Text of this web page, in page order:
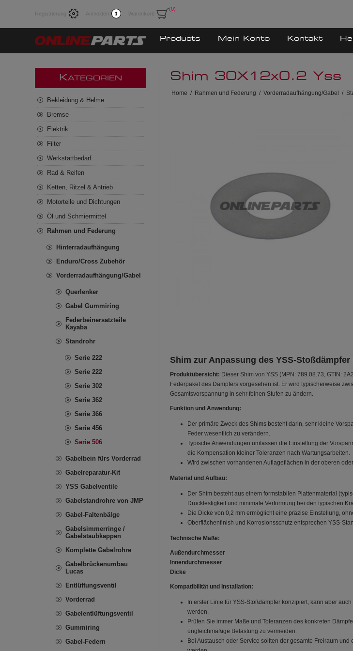
Registrierung Anmelden Warenkorb
(0)
Products Mein Konto Kontakt
Shim 30X12x0.2 Yss
Home / Rahmen und Federung / Vorderradaufhängung/Gabel /
Shim zur Anpassung des YSS-Stoßdämpfer
Produktübersicht: Dieser Shim von YSS (MPN: 789.08.73, GTIN:
Federpaket des Dämpfers vorgesehen ist. Er wird typischerweise
Gesamtsvorspannung in sehr feinen Stufen zu ändern.
Funktion und Anwendung:
Der primäre Zweck des Shims besteht darin, sehr kleine
Feder wesentlich zu verändern.
Typische Anwendungen umfassen die Einstellung der
die Kompensation kleiner Toleranzen nach Wartungsarbeiten.
Wird zwischen vorhandenen Auflageflächen in der oberen
Material und Aufbau:
Der Shim besteht aus einem formstabilen Plattenmaterial
Druckfestigkeit und minimale Verformung bei den typischen
Die Dicke von 0,2 mm ermöglicht eine präzise Einstellung,
Oberflächenfinish und Korrosionsschutz entsprechen YSS-
Technische Maße:
Außendurchmesser
Innendurchmesser
Dicke
Kompatibilität und Installation:
In erster Linie für YSS-Stoßdämpfer konzipiert, kann aber
werden.
Prüfen Sie immer Maße und Toleranzen des konkreten
ungleichmäßige Belastung zu vermeiden.
Bei Austausch oder Service sollten der gesamte Freiraum
KATEGORIEN
Bekleidung & Helme
Bremse
Elektrik
Filter
Werkstattbedarf
Rad & Reifen
Ketten, Ritzel & Antrieb
Motorteile und Dichtungen
Öl und Schmiermittel
Rahmen und Federung
Hinterradaufhängung
Enduro/Cross Zubehör
Vorderradaufhängung/Gabel
Querlenker
Gabel Gummiring
Federbeinersatzteile
Kayaba
Standrohr
Serie 222
Serie 222
Serie 302
Serie 362
Serie 366
Serie 456
Serie 506
Gabelbein fürs Vorderrad
Gabelreparatur-Kit
YSS Gabelventile
Gabelstandrohre von JMP
Gabel-Faltenbälge
Gabelsimmerringe /
Gabelstaubkappen
Komplette Gabelrohre
Gabelbrückenumbau
Lucas
Entlüftungsventil
Vorderrad
Gabelentlüftungsventil
Gummiring
Gabel-Federn